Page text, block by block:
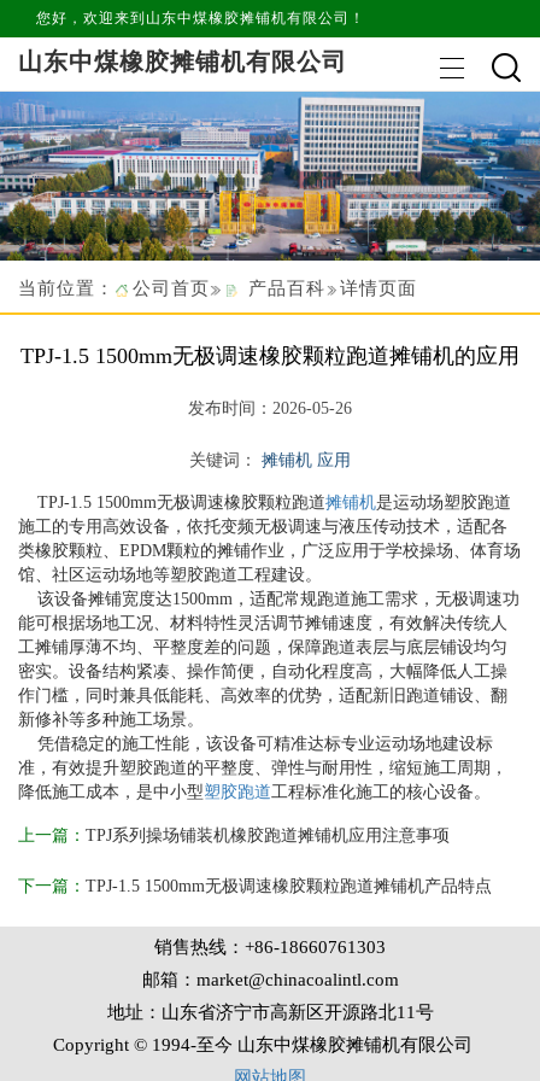
您好，欢迎来到山东中煤橡胶摊铺机有限公司！
山东中煤橡胶摊铺机有限公司
当前位置： 公司首页 产品百科 详情页面
TPJ-1.5 1500mm无极调速橡胶颗粒跑道摊铺机的应用
发布时间：2026-05-26
关键词： 摊铺机 应用
TPJ-1.5 1500mm无极调速橡胶颗粒跑道摊铺机是运动场塑胶跑道
施工的专用高效设备，依托变频无极调速与液压传动技术，适配各
类橡胶颗粒、EPDM颗粒的摊铺作业，广泛应用于学校操场、体育场
馆、社区运动场地等塑胶跑道工程建设。
该设备摊铺宽度达1500mm，适配常规跑道施工需求，无极调速功
能可根据场地工况、材料特性灵活调节摊铺速度，有效解决传统人
工摊铺厚薄不均、平整度差的问题，保障跑道表层与底层铺设均匀
密实。设备结构紧凑、操作简便，自动化程度高，大幅降低人工操
作门槛，同时兼具低能耗、高效率的优势，适配新旧跑道铺设、翻
新修补等多种施工场景。
凭借稳定的施工性能，该设备可精准达标专业运动场地建设标
准，有效提升塑胶跑道的平整度、弹性与耐用性，缩短施工周期，
降低施工成本，是中小型塑胶跑道工程标准化施工的核心设备。
上一篇： TPJ系列操场铺装机橡胶跑道摊铺机应用注意事项
下一篇： TPJ-1.5 1500mm无极调速橡胶颗粒跑道摊铺机产品特点
销售热线：+86-18660761303
邮箱：market@chinacoalintl.com
地址：山东省济宁市高新区开源路北11号
Copyright © 1994-至今 山东中煤橡胶摊铺机有限公司